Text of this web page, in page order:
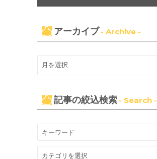
アーカイブ - Archive -
記事の絞込検索 - Search -